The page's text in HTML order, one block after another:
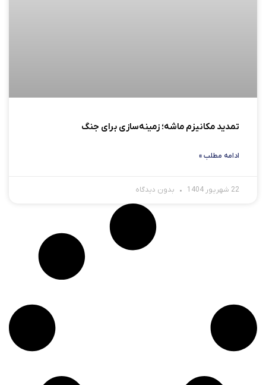
تمدید مکانیزم ماشه؛ زمینه‌سازی برای جنگ
ادامه مطلب »
22 شهریور 1404 بدون دیدگاه